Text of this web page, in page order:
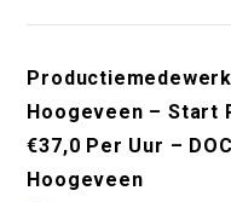
Hoogeveen – Start
€37,0 Per Uur –
Hoogeveen